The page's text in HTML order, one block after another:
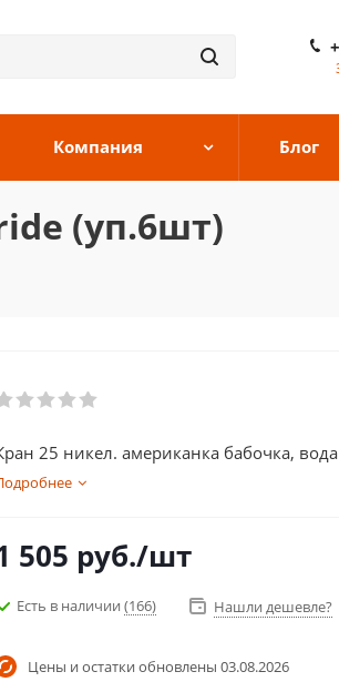
Компания Блог
(уп.6шт)
25 никел. американка бабочка,
505 руб./шт
Есть в наличии (166) Нашли дешевле?
Цены и остатки обновлены 03.08.2026